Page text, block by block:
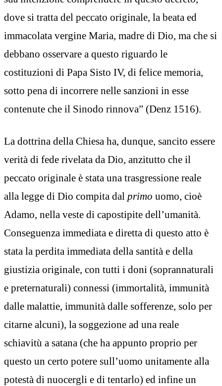
dove si tratta del peccato originale, la beata ed
immacolata vergine Maria, madre di Dio, ma che si
debbano osservare a questo riguardo le
costituzioni di Papa Sisto IV, di felice memoria,
sotto pena di incorrere nelle sanzioni in esse
contenute che il Sinodo rinnova” (Denz 1516).
La dottrina della Chiesa ha, dunque, sancito essere
verità di fede rivelata da Dio, anzitutto che il
peccato originale è stata una trasgressione reale
alla legge di Dio compita dal primo uomo, cioè
Adamo, nella veste di capostipite dell’umanità.
Conseguenza immediata e diretta di questo atto è
stata la perdita immediata della santità e della
giustizia originale, con tutti i doni (soprannaturali
e preternaturali) connessi (immortalità, immunità
dalle malattie, immunità dalle sofferenze, solo per
citarne alcuni), la soggezione ad una reale
schiavitù a satana (che ha appunto proprio per
questo un certo potere sull’uomo unitamente alla
potestà di nuocergli e di tentarlo) ed infine un